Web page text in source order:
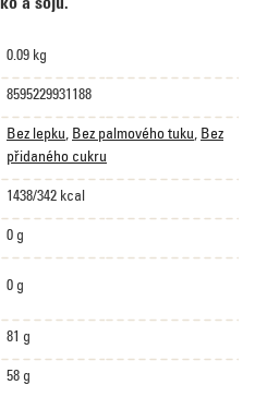
a sóju.
0.09 kg
8595229931188
Bez lepku, Bez palmového tuku, Bez
přidaného cukru
1438/342 kcal
0 g
0 g
81 g
58 g